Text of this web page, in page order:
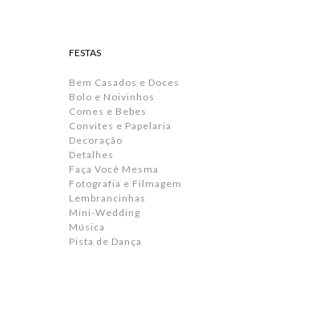
FESTAS
Bem Casados e Doces
Bolo e Noivinhos
Comes e Bebes
Convites e Papelaria
Decoração
Detalhes
Faça Você Mesma
Fotografia e Filmagem
Lembrancinhas
Mini-Wedding
Música
Pista de Dança